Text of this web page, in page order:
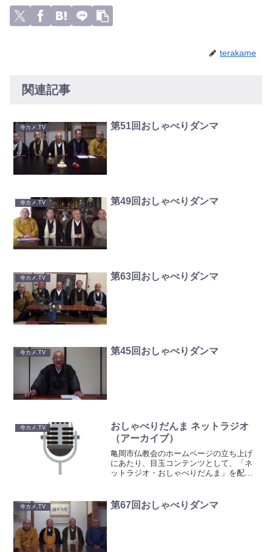
terakame
関連記事
寺カメ.TV 第51回おしゃべりダンマ
寺カメ.TV 第49回おしゃべりダンマ
寺カメ.TV 第63回おしゃべりダンマ
寺カメ.TV 第45回おしゃべりダンマ
寺カメ.TV
おしゃべりだんま ネットラジオ
（アーカイブ）
亀岡市仏教会のホームページの立ち上げ
にあたり、目玉コンテンツとして、「ネ
ットラジオ・おしゃべりだんま」を配信
移行しました。「第1回」なぜネットラジ
オをはじめたの？...
寺カメ.TV 第67回おしゃべりダンマ